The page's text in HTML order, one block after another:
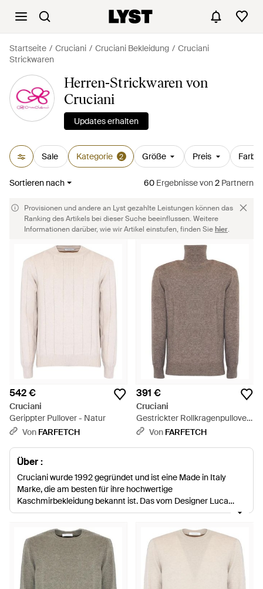
Startseite Cruciani Cruciani Bekleidung
Cruciani
Strickwaren
Herren-Strickwaren von
Cruciani
Updates erhalten
Sale Kategorie 2 Größe Preis Farbe
Sortieren nach 60 Ergebnissevon2 Partnern
Provisionen und andere an Lyst gezahlte Leistungen können das
Ranking des Artikels bei dieser Suche beeinflussen. Weitere
Informationen darüber, wie wir Artikel einstufen, finden Siehier.
542 €
Cruciani
Gerippter Pullover - Natur
Von FARFETCH
391 €
Cruciani
Gestrickter Rollkragenpullover
- Braun
Von FARFETCH
Über :
Cruciani wurde 1992 gegründet und ist eine Made in Italy
Marke, die am besten für ihre hochwertige
Kaschmirbekleidung bekannt ist. Das vom Designer Luca
Caprai entworfene Label bietet komplette Mode- und
Handwerkskunst widerspiegeln. Schauen Sie sich die Cruciani
Strickserie an und finden Sie üppig weiche Pullover und
Strickjacken mit zeitlos elegantem Tragegefühl. In einer Reihe
von klassischen Schnitten, satten Farben und
schmeichelhaften Passformen sind diese die perfekte